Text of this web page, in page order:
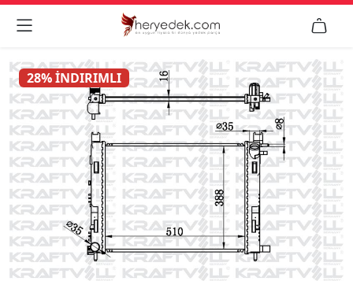
 
28% İNDIRIMLI